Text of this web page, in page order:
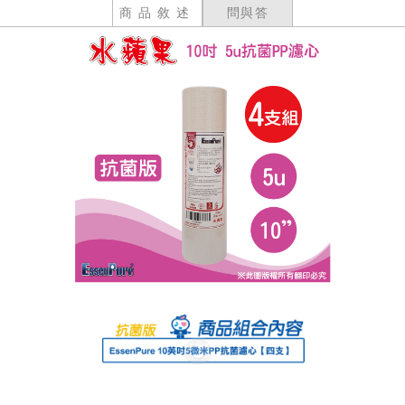
商品敘述 問與答